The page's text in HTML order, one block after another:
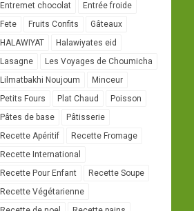
Entremet chocolat
Entrée froide
Fete
Fruits Confits
Gâteaux
HALAWIYAT
Halawiyates eid
Lasagne
Les Voyages de Choumicha
Lilmatbakhi Noujoum
Minceur
Petits Fours
Plat Chaud
Poisson
Pâtes de base
Pâtisserie
Recette Apéritif
Recette Fromage
Recette International
Recette Pour Enfant
Recette Soupe
Recette Végétarienne